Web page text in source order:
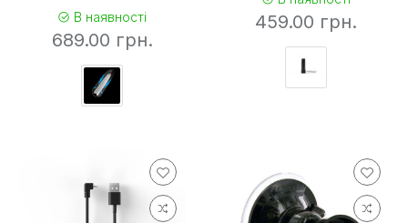
В наявності
689.00 грн.
459.00 грн.